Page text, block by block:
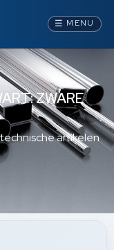
☰ MENU
ZWARE
artikelen